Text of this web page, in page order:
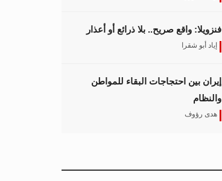
فنزويلا: واقع صريح.. بلا ذرائع أو أعذار
إياد أبو شقرا
إيران بين احتجاجات البقاء للمواطن
والنظام
هدى رؤوف